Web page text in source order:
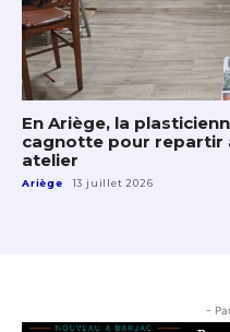
En Ariège, la
cagnotte pour repartir
atelier
Ariège 13 juillet 2026
-